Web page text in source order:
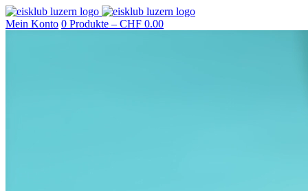
Mein Konto 0 Produkte – CHF 0.00